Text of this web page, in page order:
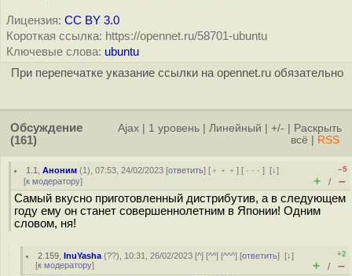
Лицензия: CC BY 3.0
Короткая ссылка: https://opennet.ru/58701-ubuntu
Ключевые слова: ubuntu
При перепечатке указание ссылки на opennet.ru обязательно
Обсуждение
(161)
Ajax 1 уровень Линейный +/-
Раскрыть
всё
RSS
1.1 ,Аноним (1), 07:53, 24/02/2023 [ответить] [ ﹢﹢﹢] [ · · ·][↓]
[к модератору]
–5
+ / –
Самый вкусно приготовленный дистрибутив, а в следующем
году ему он станет совершеннолетним в Японии! Одним
словом, ня!
2.159 ,InuYasha (??), 10:31, 26/02/2023 [^] [^^] [^^^] [ответить][↓]
[к модератору]
+2
+ / –